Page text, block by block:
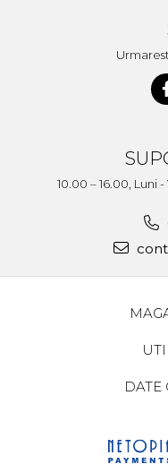
10.00 – 16.00,
DATE